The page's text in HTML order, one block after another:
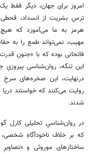
امروز برای جهان، دیگر فقط
ترسِ بشریت از انسداد،
هرمز به ما می‌آموزد که
مهیب، نمی‌تواند طمع را به
فاتحانی بوده که با «جنونِ
این تنگه، روان‌شناسی
درنهایت، این صخره‌های سرخِ
روایت می‌کنند که خواستند
شدند.
در روان‌شناسیِ تحلیلی کارل
که بر خلاف ناخودآگاهِ